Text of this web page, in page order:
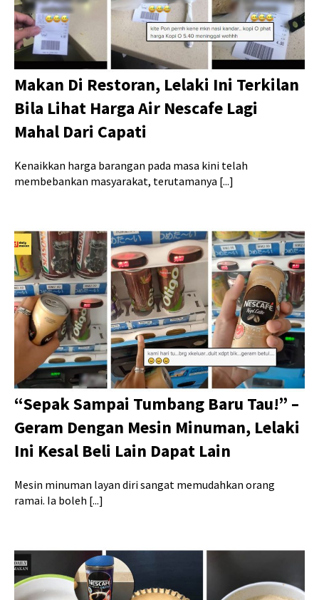
Makan Di Restoran, Lelaki Ini Terkilan
Bila Lihat Harga Air Nescafe Lagi
Mahal Dari Capati
Kenaikkan harga barangan pada masa kini telah
membebankan masyarakat, terutamanya [...]
“Sepak Sampai Tumbang Baru Tau!” –
Geram Dengan Mesin Minuman, Lelaki
Ini Kesal Beli Lain Dapat Lain
Mesin minuman layan diri sangat memudahkan orang
ramai. Ia boleh [...]